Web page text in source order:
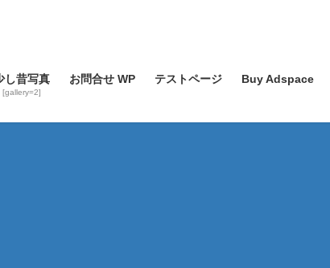
し昔写真
[gallery=2]
お問合せ WP テストページ Buy Adspace